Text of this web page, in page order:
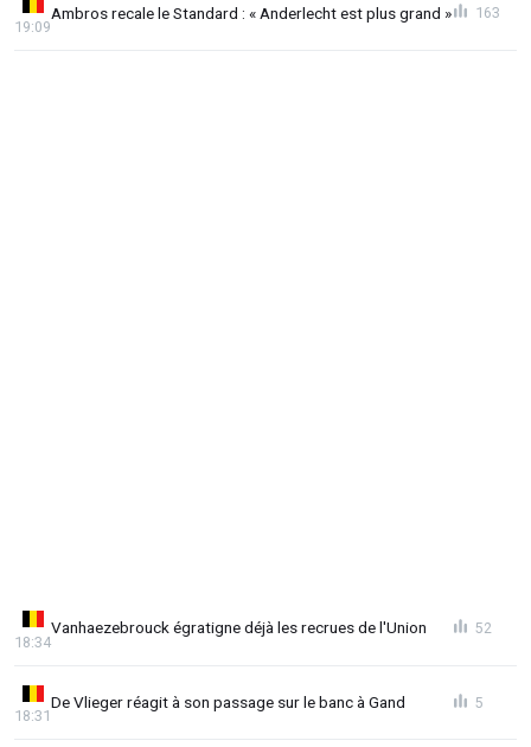
Ambros recale le Standard : « Anderlecht est plus grand »
19:09
163
Vanhaezebrouck égratigne déjà les recrues de l'Union
18:34
52
De Vlieger réagit à son passage sur le banc à Gand
18:31
5